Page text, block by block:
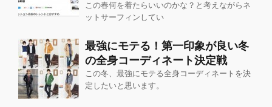
この春何を着たらいいのかな？と考えながらネ
ットサーフィンしてい
最強にモテる！第一印象が良い冬
の全身コーディネート決定戦
この冬、最強にモテる全身コーディネートを決
定したいと思います。